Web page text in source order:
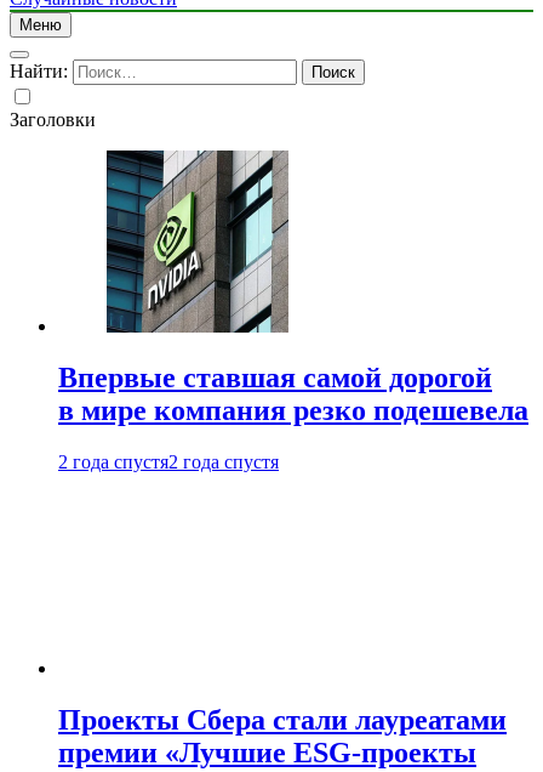
Меню
Найти:
Заголовки
Впервые ставшая самой дорогой
в мире компания резко подешевела
2 года спустя2 года спустя
Проекты Сбера стали лауреатами
премии «Лучшие ESG-проекты